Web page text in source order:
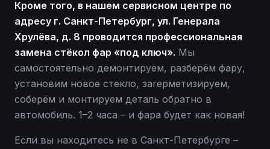
Кроме того, в нашем сервисном центре по
адресу г. Санкт-Петербург, ул. Генерала
Хрулёва, д. 8 проводится профессиональная
замена стёкол фар «под ключ». Мы
самостоятельно демонтируем, разберём фару,
установим новое стекло, загерметизируем,
соберём и монтируем деталь обратно в
автомобиль. 1–2 часа – и фара будет как новая!
Если вы находитесь не в Санкт-Петербурге –